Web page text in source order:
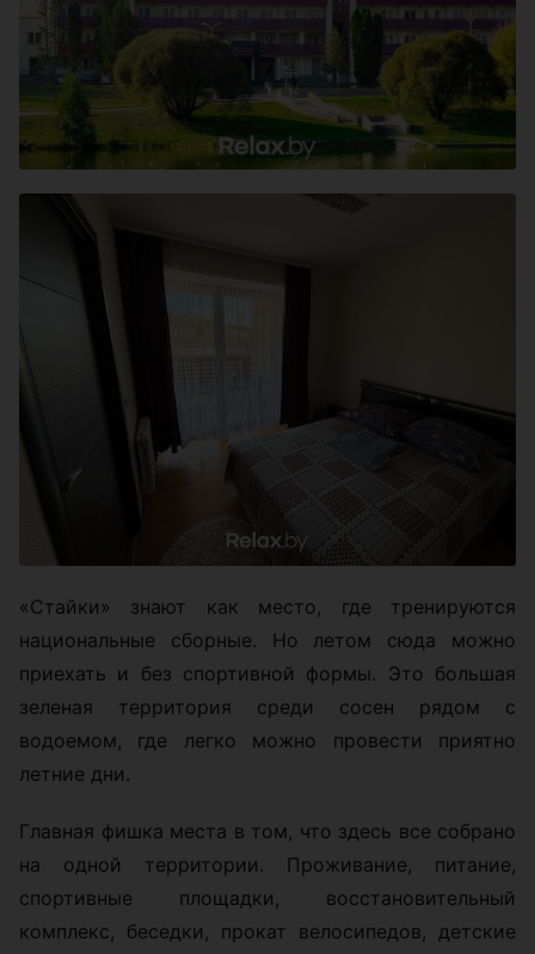
«Стайки» знают как место, где тренируются
национальные сборные. Но летом сюда можно
приехать и без спортивной формы. Это большая
зеленая территория среди сосен рядом с
водоемом, где легко можно провести приятно
летние дни.
Главная фишка места в том, что здесь все собрано
на одной территории. Проживание, питание,
спортивные площадки, восстановительный
комплекс, беседки, прокат велосипедов, детские